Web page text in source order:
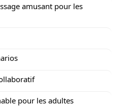
amusant pour les
pour les adultes